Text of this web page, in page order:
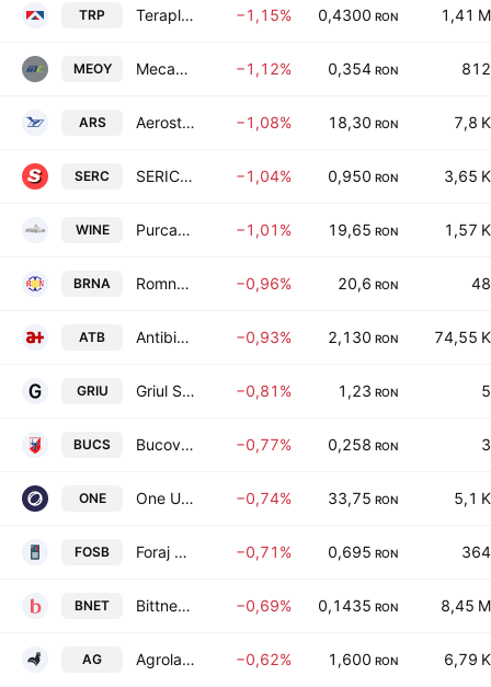
TRP Teraplast SA −1,15% 0,4300 RON 1,41 M
MEOY Mecanica Codlea SA −1,12% 0,354 RON 812
ARS Aerostar SA −1,08% 18,30 RON 7,8 K
SERC SERICO S.A. −1,04% 0,950 RON 3,65 K
WINE Purcari Wineries Public Co., Ltd. −1,01% 19,65 RON 1,57 K
BRNA Romnav SA −0,96% 20,6 RON 48
ATB Antibiotice SA −0,93% 2,130 RON 74,55 K
GRIU Griul SA Bucuresti −0,81% 1,23 RON 5
BUCS Bucovina SA Scheia −0,77% 0,258 RON 3
ONE One United Properties S.A. −0,74% 33,75 RON 5,1 K
FOSB Foraj Sonde Craiova SA −0,71% 0,695 RON 364
BNET Bittnet Systems SA −0,69% 0,1435 RON 8,45 M
AG Agroland Business System SA −0,62% 1,600 RON 6,79 K